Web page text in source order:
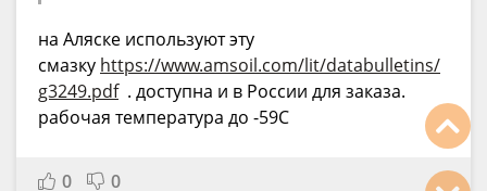
на Аляске используют эту
смазку https://www.amsoil.com/lit/databulletins/
g3249.pdf. доступна и в России для заказа.
рабочая температура до -59С
0 0